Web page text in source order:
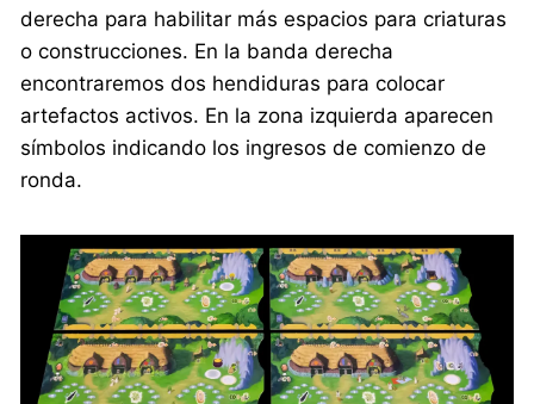
derecha para habilitar más espacios para criaturas
o construcciones. En la banda derecha
encontraremos dos hendiduras para colocar
artefactos activos. En la zona izquierda aparecen
símbolos indicando los ingresos de comienzo de
ronda.